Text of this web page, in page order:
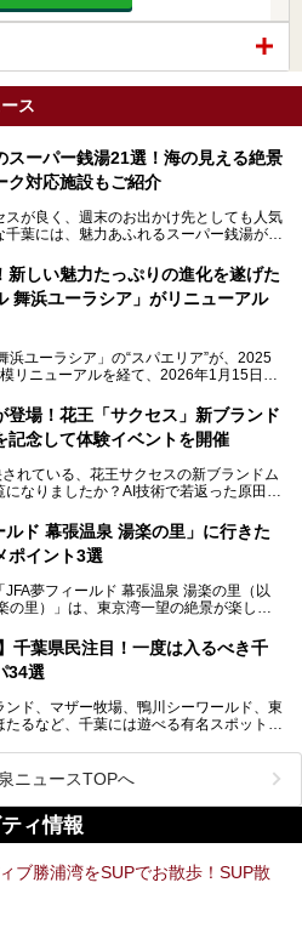
ス
スーパー銭湯21選！海の見える絶景
ク対応施設もご紹介
スが良く、週末のお出かけ先としても人気
葉には、魅力あふれるスーパー銭湯がた
りととのいたい」「海が見える絶景で非日
「子連れでも気兼ねなく1日過ごした
ズに応える施設が揃っているため、その日
設がきっと見つかるはずです。
24時間営業で深夜まで滞在できる施設
コワーキングスペースを備えた仕事もでき
り、ただの入浴施設にとどまらない進化を
ーパー銭湯から絶景施設、コワーキング
ペースが充実した施設、子連れファミリー
目的に合わせたおすすめの施設を紹介しま
新しい魅力たっぷりの進化を遂げた
舞浜ユーラシア」がリニューアル
浜ユーラシア」の“スパエリア”が、2025
リニューアルを経て、2026年1月15日
れ変わった浴場・サウナの魅力を、人気キ
シわん」と一緒にご紹介します。必見の
舞浜ユーラシア【PR】
登場！花王「サクセス」新ブランド
記念して体験イベントを開催
れている、花王サクセスの新ブランドム
なりましたか？AI技術で若返った原田泰
す。公開を記念して、スパメッツァおおた
体験イベントを開催。花王サクセスの製品
ャンスです！
会社【PR】
式会社商品のPRレポート記事です。
ルド 幕張温泉 湯楽の里」に行きた
ポイント3選
夢フィールド 幕張温泉 湯楽の里（以
の里）」は、東京湾一望の絶景が楽しめ
露天風呂、サウナ、岩盤浴のほか、高濃度
るお休み処や食事処、展望抜群の屋上ま
っぷり楽しめます。
施設の中でも、特におススメしたい3つの
厳選してお届けします。読めばきっと、行
千葉県民注目！一度は入るべき千
34選
ンド、マザー牧場、鴨川シーワールド、東
るなど、千葉には遊べる有名スポットが
県で育ち、つい最近まで千葉在住だった私
度は入るべき千葉の温泉・スパ34選をま
ニュースTOPへ
ィ情報
ブ勝浦湾をSUPでお散歩！SUP散